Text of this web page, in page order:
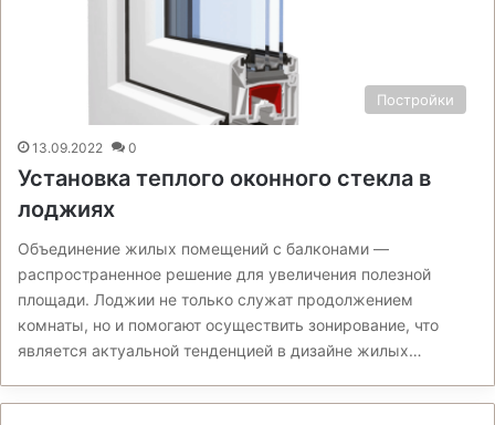
Постройки
13.09.2022 0
Установка теплого оконного стекла в
лоджиях
Объединение жилых помещений с балконами —
распространенное решение для увеличения полезной
площади. Лоджии не только служат продолжением
комнаты, но и помогают осуществить зонирование, что
является актуальной тенденцией в дизайне жилых…